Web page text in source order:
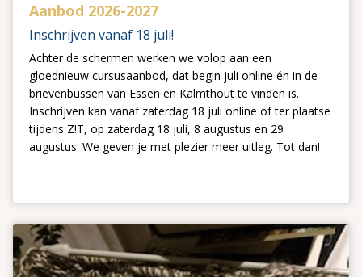
Aanbod 2026-2027
Inschrijven vanaf 18 juli!
Achter de schermen werken we volop aan een
gloednieuw cursusaanbod, dat begin juli online én in de
brievenbussen van Essen en Kalmthout te vinden is.
Inschrijven kan vanaf zaterdag 18 juli online of ter plaatse
tijdens Z!T, op zaterdag 18 juli, 8 augustus en 29
augustus. We geven je met plezier meer uitleg. Tot dan!